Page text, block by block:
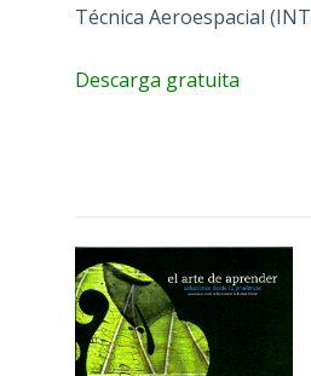
Técnica Aeroespacial
Descarga gratuita